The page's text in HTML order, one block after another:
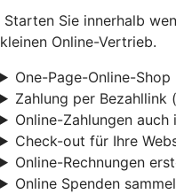
Starten Sie innerhalb
kleinen Online-Vertrieb.
One-Page-Online-Shop
Zahlung per Bezahllink
Online-Zahlungen
Check-out für Ihre
Online-Rechnungen
Online Spenden